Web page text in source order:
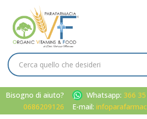
Bisogno di aiuto? Whatsapp: 366
0686209126
E-mail: